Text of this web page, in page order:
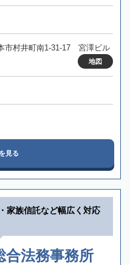
市村井町南1-31-17 宮澤ビル
地図
見る
家族信託など幅広く対応
合法務事務所